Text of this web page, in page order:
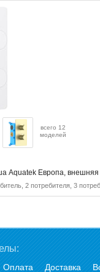
всего 12
моделей
Aquatek Европа, внешняя
2 потребителя, 3
Оплата Доставка